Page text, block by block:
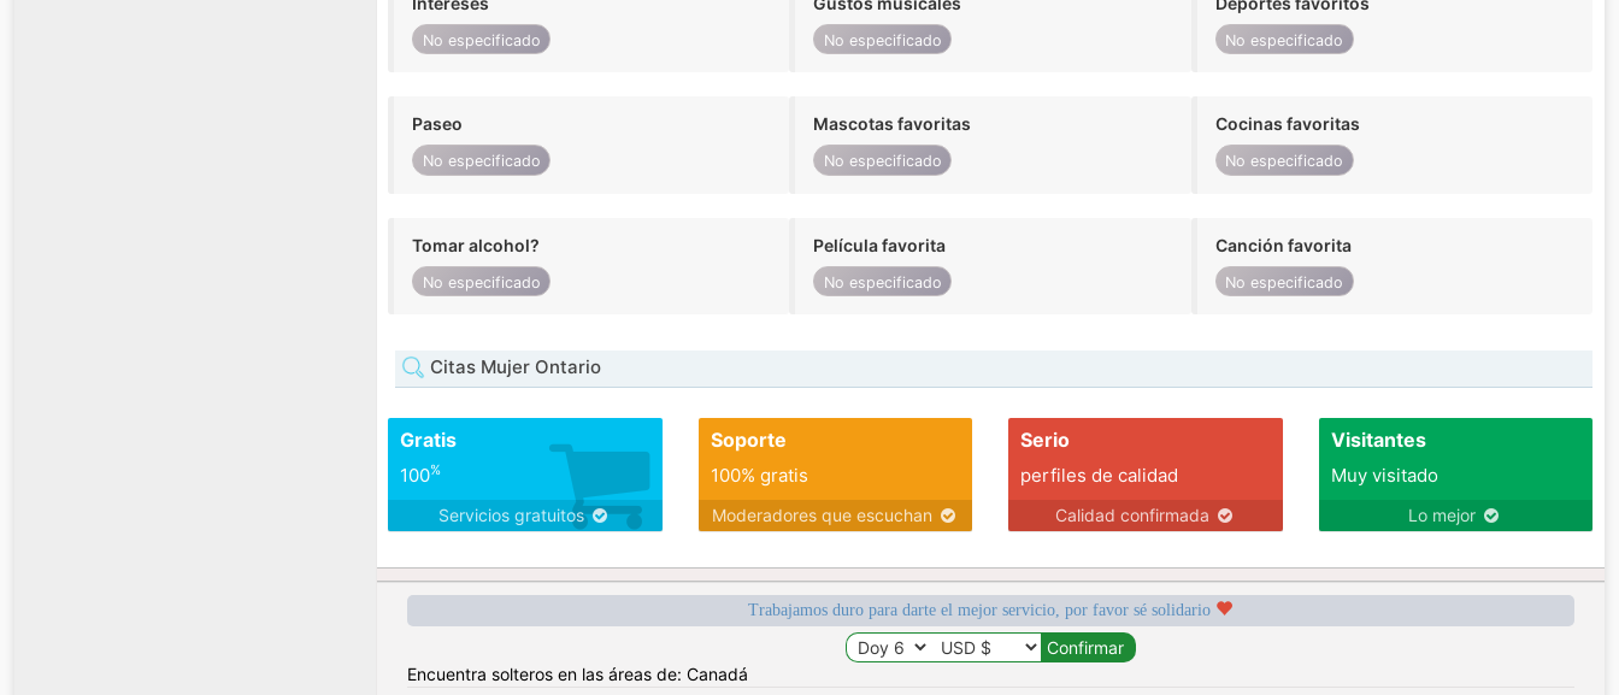
No especificado No especificado No especificado
Paseo
No especificado
Mascotas favoritas
No especificado
Cocinas favoritas
No especificado
Tomar alcohol?
No especificado
Película favorita
No especificado
Canción favorita
No especificado
Citas Mujer Ontario
Gratis
100%
Servicios gratuitos
Soporte
100% gratis
Moderadores que escuchan
Serio
perfiles de calidad
Calidad confirmada
Visitantes
Muy visitado
Lo mejor
Trabajamos duro para darte el mejor servicio, por favor sé solidario
Encuentra solteros en las áreas de: Canadá